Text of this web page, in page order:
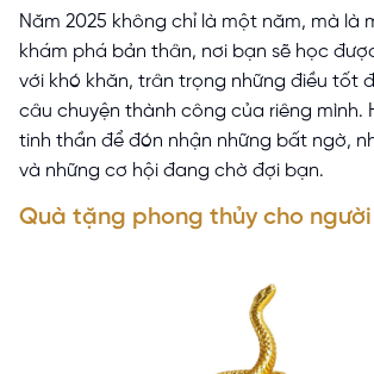
Năm 2025 không chỉ là một năm, mà là
khám phá bản thân, nơi bạn sẽ học
với khó khăn, trân trọng những điều tốt
câu chuyện thành công của riêng mình.
tinh thần để đón nhận những bất ngờ,
và những cơ hội đang chờ đợi bạn.
Quà tặng phong thủy cho